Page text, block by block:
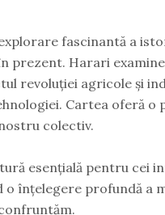
fascinantă a
prezent. Harari
revoluției agricole și
Cartea oferă o
colectiv.
esențială pentru cei
înțelegere profundă a